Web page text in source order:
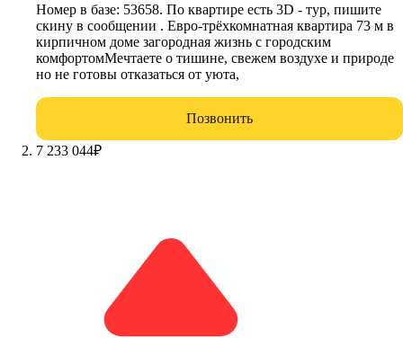
Номер в базе: 53658. По квартире есть 3D - тур, пишите
скину в сообщении . Евро-трёхкомнатная квартира 73 м в
кирпичном доме загородная жизнь с городским
комфортомМечтаете о тишине, свежем воздухе и природе
но не готовы отказаться от уюта,
Позвонить
7 233 044₽